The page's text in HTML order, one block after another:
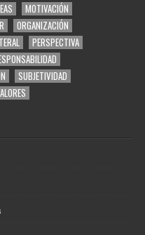
MOTIVACIÓN
ORGANIZACIÓN
PERSPECTIVA
SUBJETIVIDAD